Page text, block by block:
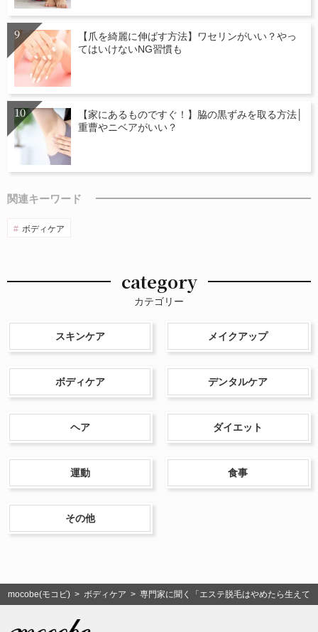
【爪を綺麗に伸ばす方法】ワセリンがいい？やっ
てはいけないNG習慣も
【家にあるものですぐ！】脇の黒ずみを取る方法│
重曹やニベアがいい？
関連キーワード
ボディケア
category
カテゴリー
スキンケア メイクアップ
ボディケア デンタルケア
ヘア ダイエット
運動 食事
その他
mocobe(モコビ) > ボディケア > 専門家に聞く「エステ脱毛はやめたら生えて